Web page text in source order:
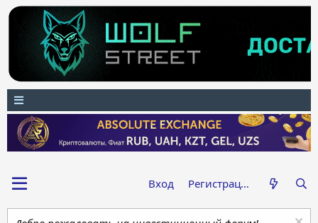
Вход Регистрация